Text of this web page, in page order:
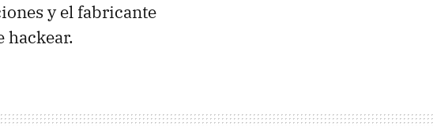
y el fabricante
hackear.